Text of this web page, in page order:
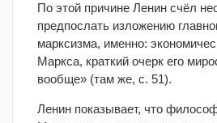
По этой причине Ленин счёл
предпослать изложению
марксизма, именно:
Маркса, краткий очерк его
вообще» (там же, с. 51).
Ленин показывает, что